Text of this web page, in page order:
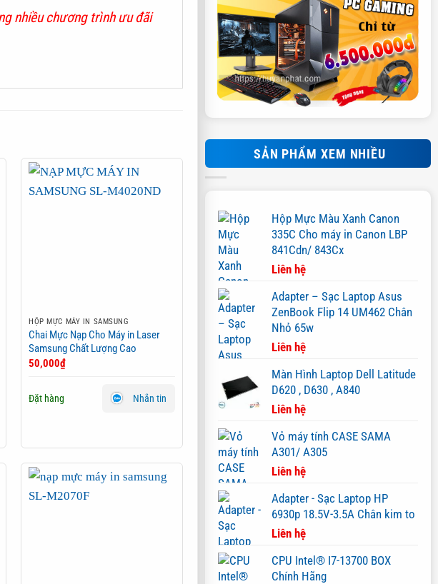
SẢN PHẨM XEM NHIỀU
Hộp Mực Màu Xanh Canon
335C Cho máy in Canon LBP
841Cdn/ 843Cx
Liên hệ
Adapter – Sạc Laptop Asus
ZenBook Flip 14 UM462 Chân
Nhỏ 65w
Liên hệ
Màn Hình Laptop Dell Latitude
D620 , D630 , A840
Liên hệ
Vỏ máy tính CASE SAMA
A301/ A305
Liên hệ
Adapter - Sạc Laptop HP
6930p 18.5V-3.5A Chân kim to
Liên hệ
CPU Intel® I7-13700 BOX
Chính Hãng
nhiều chương trình ưu đãi
HỘP MỰC MÁY IN SAMSUNG
Chai Mực Nạp Cho Máy in Laser
Samsung Chất Lượng Cao
50,000₫
Đặt hàng Nhắn tin